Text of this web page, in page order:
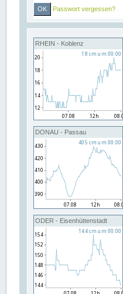
Passwort vergessen?
RHEIN - Koblenz
DONAU - Passau
ODER - Eisenhüttenstadt